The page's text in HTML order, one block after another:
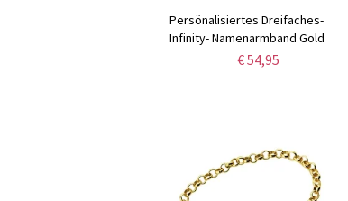
Persönalisiertes Dreifaches-
Infinity- Namenarmband Gold
Silberplattierung
€ 54,95